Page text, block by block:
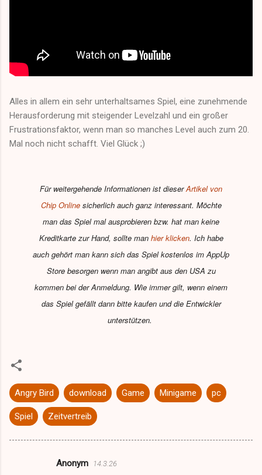
Alles in allem ein sehr unterhaltsames Spiel, eine zunehmende
Herausforderung mit steigender Levelzahl und ein großer
Frustrationsfaktor, wenn man so manches Level auch zum 20.
Mal noch nicht schafft. Viel Glück ;)
Für weitergehende Informationen ist dieserArtikel von
Chip Onlinesicherlich auch ganz interessant. Möchte
man das Spiel mal ausprobieren bzw. hat man keine
Kreditkarte zur Hand, sollte man hier klicken. Ich habe
auch gehört man kann sich das Spiel kostenlos im AppUp
Store besorgen wenn man angibt aus den USA zu
kommen bei der Anmeldung. Wie immer gilt, wenn einem
das Spiel gefällt dann bitte kaufen und die Entwickler
unterstützen.
Angry Bird download Game Minigame pc
Spiel Zeitvertreib
Anonym 14.3.26